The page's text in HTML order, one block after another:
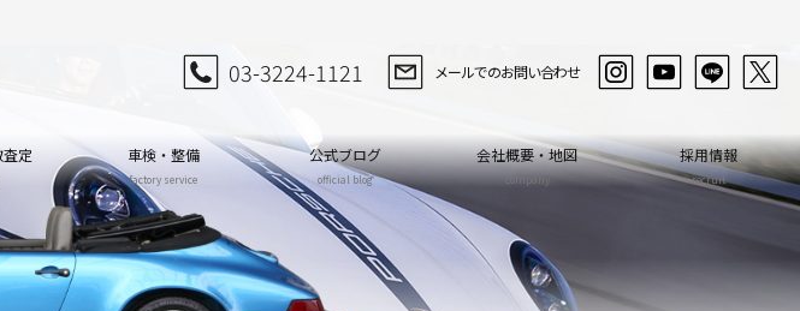
定 車検・整備
factory service
公式ブログ
official blog
会社概要・地図
company
採用情報
recruit
03-3224-1121 メールでのお問い合わせ